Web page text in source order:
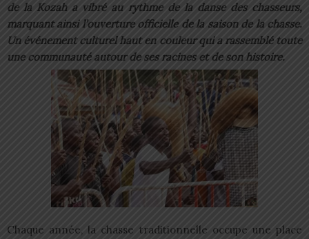
de la Kozah a vibré au rythme de la danse des chasseurs,
marquant ainsi l’ouverture officielle de la saison de la chasse.
Un événement culturel haut en couleur qui a rassemblé toute
une communauté autour de ses racines et de son histoire.
Chaque année, la chasse traditionnelle occupe une place